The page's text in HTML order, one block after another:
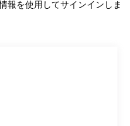
報を使用してサインインしま